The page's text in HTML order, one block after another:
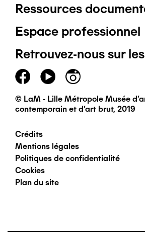
Pied
de
page
principal
Ressources
Espace professionnel
Retrouvez-nous sur
© LaM - Lille Métropole Musée
contemporain et d'art brut, 2019
Pied
de
page
Crédits
Mentions légales
Politiques de confidentialité
Cookies
Plan du site